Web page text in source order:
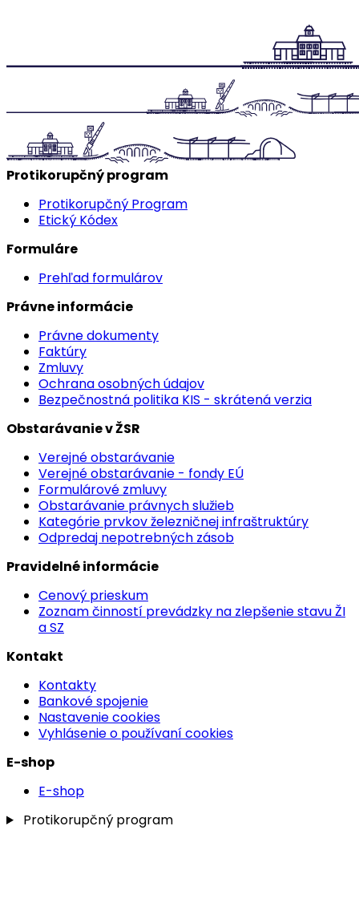
Protikorupčný program
Protikorupčný Program
Etický Kódex
Formuláre
Prehľad formulárov
Právne informácie
Právne dokumenty
Faktúry
Zmluvy
Ochrana osobných údajov
Bezpečnostná politika KIS - skrátená verzia
Obstarávanie v ŽSR
Verejné obstarávanie
Verejné obstarávanie - fondy EÚ
Formulárové zmluvy
Obstarávanie právnych služieb
Kategórie prvkov železničnej infraštruktúry
Odpredaj nepotrebných zásob
Pravidelné informácie
Cenový prieskum
Zoznam činností prevádzky na zlepšenie stavu ŽI
a SZ
Kontakt
Kontakty
Bankové spojenie
Nastavenie cookies
Vyhlásenie o používaní cookies
E-shop
E-shop
Protikorupčný program